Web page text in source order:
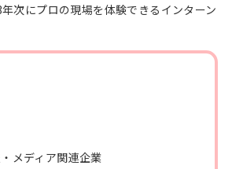
次にプロの現場を体験できるインターン
メディア関連企業